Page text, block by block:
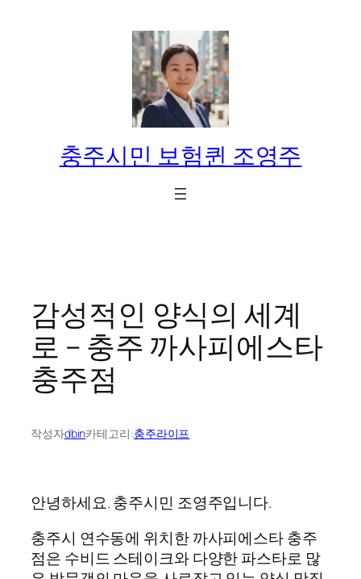
충주시민 보험퀸 조영주
감성적인 양식의 세계
로 – 충주 까사피에스타
충주점
작성자dbin카테고리:충주라이프
안녕하세요. 충주시민 조영주입니다.
충주시 연수동에 위치한 까사피에스타 충주
점은 수비드 스테이크와 다양한 파스타로 많